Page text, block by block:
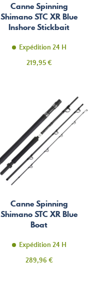
Canne Spinning
Shimano STC XR Blue
Inshore Stickbait
Expédition 24 H
Prix
219,95 €
Canne Spinning
Shimano STC XR Blue
Boat
Expédition 24 H
Prix
289,96 €